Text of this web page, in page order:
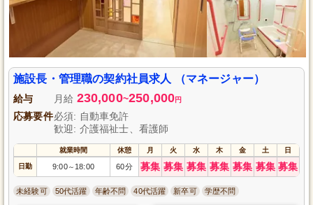
施設長・管理職の契約社員求人 （マネージャー）
給与 月給 230,000~250,000円
応募要件必須: 自動車免許
歓迎: 介護福祉士、看護師
就業時間 休憩 月 火 水 木 金 土 日
日勤 9:00～ 18:00 60分 募集 募集 募集 募集 募集 募集 募集
未経験可 50代活躍 年齢不問 40代活躍 新卒可 学歴不問